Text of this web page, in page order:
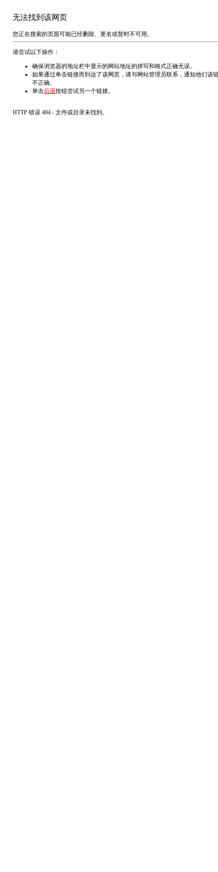
无法找到该网页
您正在搜索的页面可能已经删除、更名或暂时不可用。
请尝试以下操作：
确保浏览器的地址栏中显示的网站地址的拼写和格式正确无误。
如果通过单击链接而到达了该网页，请与网站管理员联系，通知他们该
不正确。
单击后退按钮尝试另一个链接。
HTTP 错误 404 - 文件或目录未找到。